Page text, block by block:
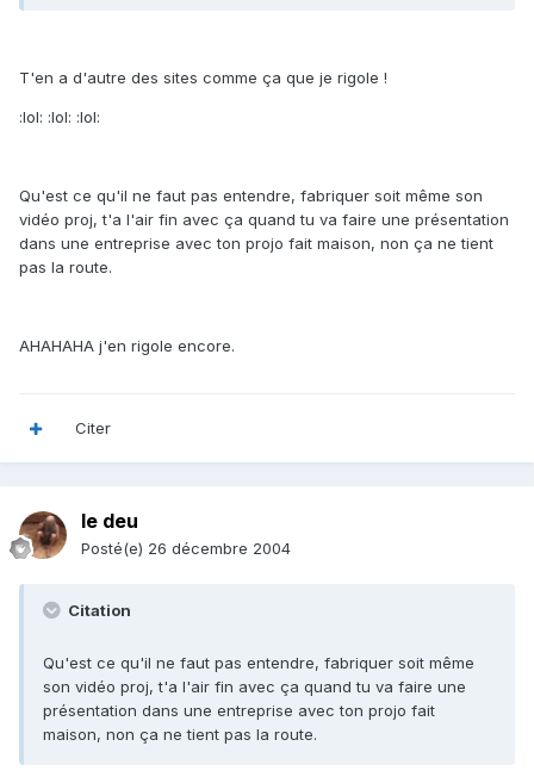
T'en a d'autre des sites comme ça que je rigole !
:lol: :lol: :lol:
Qu'est ce qu'il ne faut pas entendre, fabriquer soit même son
vidéo proj, t'a l'air fin avec ça quand tu va faire une présentation
dans une entreprise avec ton projo fait maison, non ça ne tient
pas la route.
AHAHAHA j'en rigole encore.
Citer
le deu
Posté(e) 26 décembre 2004
Citation
Qu'est ce qu'il ne faut pas entendre, fabriquer soit même
son vidéo proj, t'a l'air fin avec ça quand tu va faire une
présentation dans une entreprise avec ton projo fait
maison, non ça ne tient pas la route.